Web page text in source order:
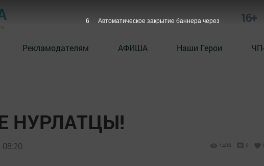
16+
Рекламодателям АФИША Наши Герои
НУРЛАТЦЫ!
1406 0
5 Автоматическое закрытие баннера через